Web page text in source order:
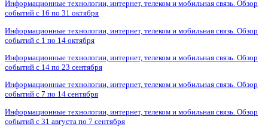
Информационные технологии, интернет, телеком и мобильная связь. Обзор
событий с 16 по 31 октября
Информационные технологии, интернет, телеком и мобильная связь. Обзор
событий с 1 по 14 октября
Информационные технологии, интернет, телеком и мобильная связь. Обзор
событий с 14 по 23 сентября
Информационные технологии, интернет, телеком и мобильная связь. Обзор
событий с 7 по 14 сентября
Информационные технологии, интернет, телеком и мобильная связь. Обзор
событий с 31 августа по 7 сентября